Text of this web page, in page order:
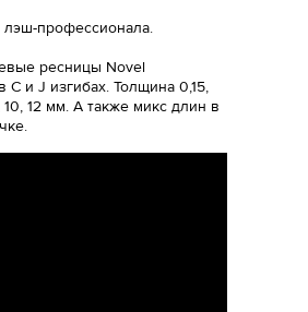
лэш-профессионала.
ресницы Novel
С и J изгибах. Толщина 0,15,
12 мм. А также микс длин в